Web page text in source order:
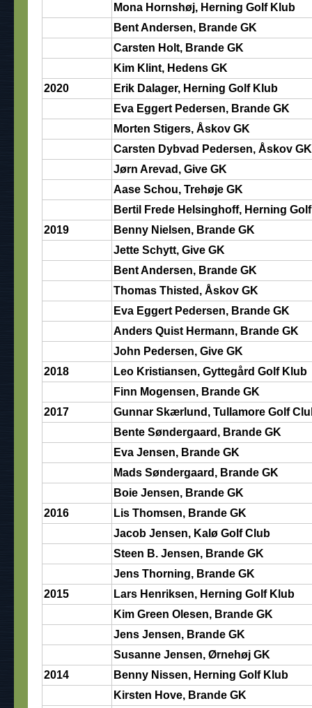
Mona Hornshøj, Herning Golf Klub
Bent Andersen, Brande GK
Carsten Holt, Brande GK
Kim Klint, Hedens GK
2020
Erik Dalager, Herning Golf Klub
Eva Eggert Pedersen, Brande GK
Morten Stigers, Åskov GK
Carsten Dybvad Pedersen, Åskov GK
Jørn Arevad, Give GK
Aase Schou, Trehøje GK
Bertil Frede Helsinghoff, Herning
2019
Benny Nielsen, Brande GK
Jette Schytt, Give GK
Bent Andersen, Brande GK
Thomas Thisted, Åskov GK
Eva Eggert Pedersen, Brande GK
Anders Quist Hermann, Brande GK
John Pedersen, Give GK
2018
Leo Kristiansen, Gyttegård Golf Klub
Finn Mogensen, Brande GK
2017
Gunnar Skærlund, Tullamore Golf
Bente Søndergaard, Brande GK
Eva Jensen, Brande GK
Mads Søndergaard, Brande GK
Boie Jensen, Brande GK
2016
Lis Thomsen, Brande GK
Jacob Jensen, Kalø Golf Club
Steen B. Jensen, Brande GK
Jens Thorning, Brande GK
2015
Lars Henriksen, Herning Golf Klub
Kim Green Olesen, Brande GK
Jens Jensen, Brande GK
Susanne Jensen, Ørnehøj GK
2014
Benny Nissen, Herning Golf Klub
Kirsten Hove, Brande GK